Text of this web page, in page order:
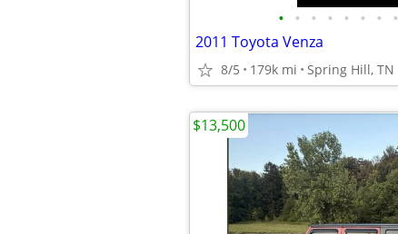
• • • • • • • •
2011 Toyota Venza
8/5 179k mi Spring Hill, TN
$13,500